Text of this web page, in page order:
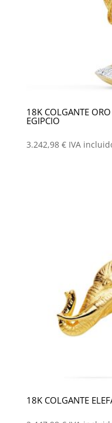
18K COLGANTE
EGIPCIO
3.242,98 € IVA
18K COLGANTE